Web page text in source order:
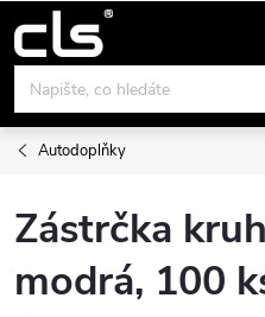
na
obsah
Autodoplňky
Zástrčka
modrá, 100